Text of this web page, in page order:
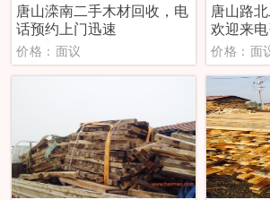
唐山滦南二手木材回收，电
话预约上门迅速
价格：面议
唐山路
欢迎来
价格：面